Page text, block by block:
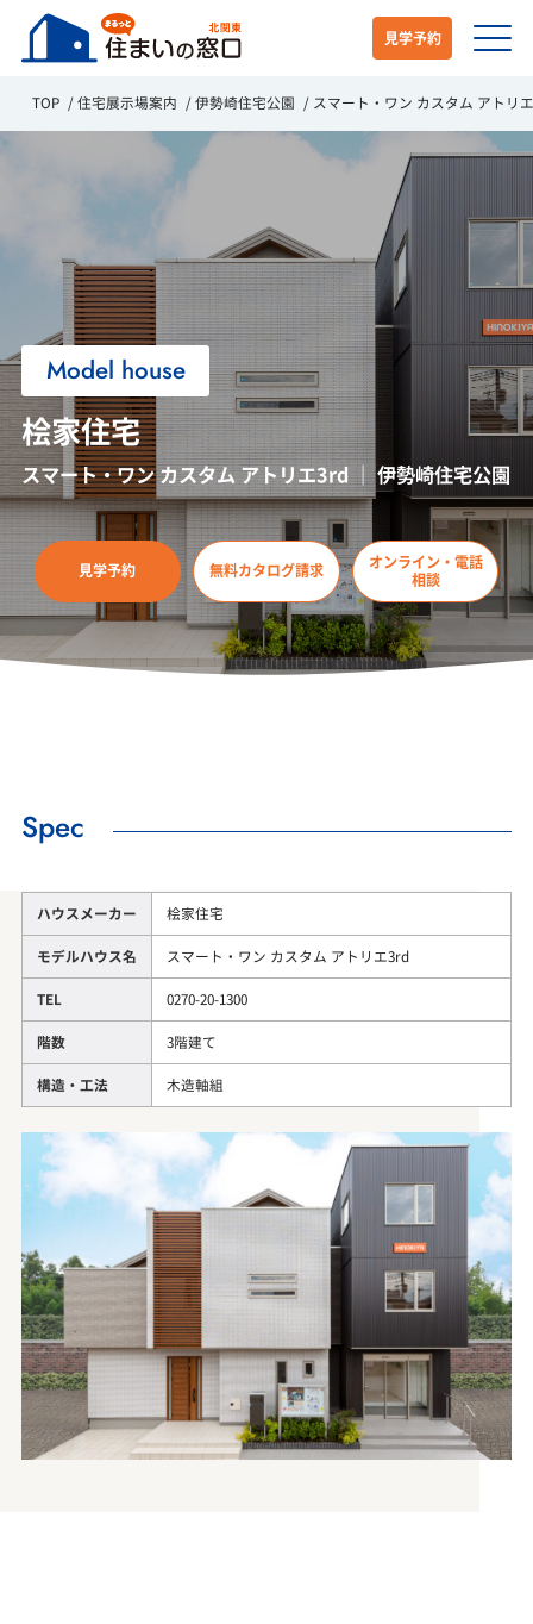
見学予約
TOP 住宅展示場案内 伊勢崎住宅公園 スマート・ワン カスタム アトリ
Model house
桧家住宅
スマート・ワン カスタム アトリエ3rd ｜ 伊勢崎住宅公園
見学予約 無料カタログ請求
オンライン・電話
相談
Spec
ハウスメーカー
桧家住宅
モデルハウス名
スマート・ワン カスタム アトリエ3rd
TEL
0270-20-1300
階数
3階建て
構造・工法
木造軸組